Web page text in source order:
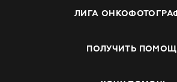
ЛИГА
ПОЛУЧИТЬ